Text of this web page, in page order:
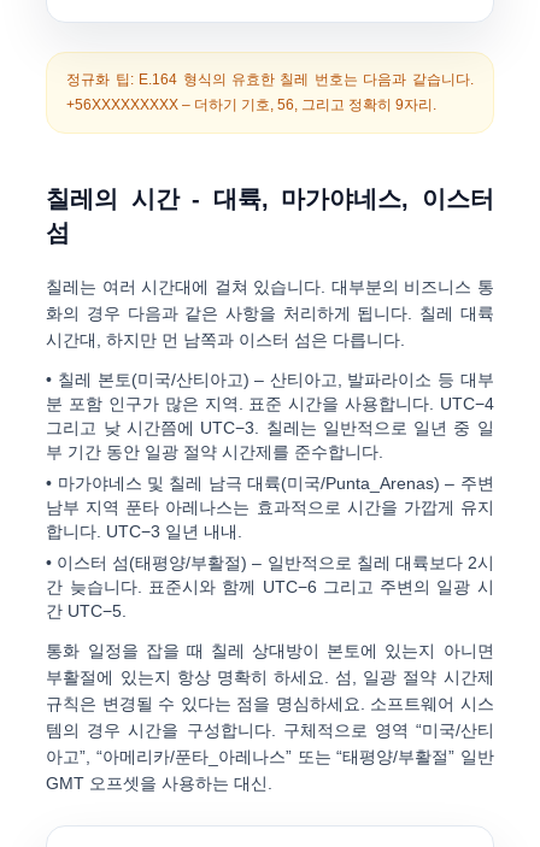
정규화 팁:E.164 형식의 유효한 칠레 번호는 다음과 같습니다.
+56XXXXXXXXX – 더하기 기호,56, 그리고 정확히9자리 .
칠레의 시간 - 대륙, 마가야네스, 이스터
섬
칠레는 여러 시간대에 걸쳐 있습니다. 대부분의 비즈니스 통
화의 경우 다음과 같은 사항을 처리하게 됩니다. 칠레 대륙
시간대
, 하지만 먼 남쪽과 이스터 섬은 다릅니다.
• 칠레 본토(미국/산티아고) – 산티아고, 발파라이소 등 대부
분 포함 인구가 많은 지역. 표준 시간을 사용합니다. UTC−4
그리고 낮 시간쯤에 UTC−3 . 칠레는 일반적으로 일년 중 일
부 기간 동안 일광 절약 시간제를 준수합니다.
• 마가야네스 및 칠레 남극 대륙(미국/Punta_Arenas) – 주변
남부 지역 푼타 아레나스는 효과적으로 시간을 가깝게 유지
합니다. UTC−3 일년 내내.
• 이스터 섬(태평양/부활절) – 일반적으로 칠레 대륙보다 2시
간 늦습니다. 표준시와 함께 UTC−6 그리고 주변의 일광 시
간 UTC−5
통화 일정을 잡을 때 칠레 상대방이 본토에 있는지 아니면
부활절에 있는지 항상 명확히 하세요. 섬, 일광 절약 시간제
규칙은 변경될 수 있다는 점을 명심하세요. 소프트웨어 시스
템의 경우 시간을 구성합니다. 구체적으로 영역 “미국/산티
아고” “아메리카/푼타_아레나스”또는“태평양/부활절” 일반
GMT 오프셋을 사용하는 대신.